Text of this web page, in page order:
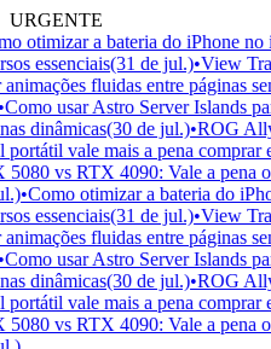
URGENTE
otimizar a bateria do iPhone no
essenciais(31 de jul.)•View
fluidas entre páginas
usar Astro Server Islands
dinâmicas(30 de jul.)•ROG Ally
vale mais a pena comprar
vs RTX 4090: Vale a pena o
•Como otimizar a bateria do
essenciais(31 de jul.)•View
fluidas entre páginas
usar Astro Server Islands
dinâmicas(30 de jul.)•ROG Ally
vale mais a pena comprar
vs RTX 4090: Vale a pena o